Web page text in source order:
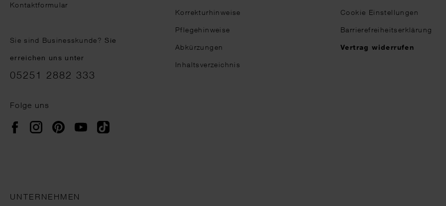
Kontaktformular
Sie sind Businesskunde?Sie
erreichen uns unter
05251 2882 333
Folge uns
FacebookInstagramPinterestYouTubeTikTok
Korrekturhinweise
Pflegehinweise
Abkürzungen
Inhaltsverzeichnis
Cookie Einstellungen
Barrierefreiheitserklärung
Vertrag widerrufen
UNTERNEHMEN